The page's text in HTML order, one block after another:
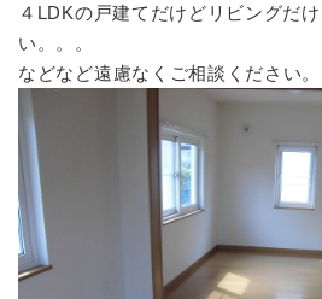
４LDKの戸建てだけどリビングだ
い。。。
などなど遠慮なくご相談ください。